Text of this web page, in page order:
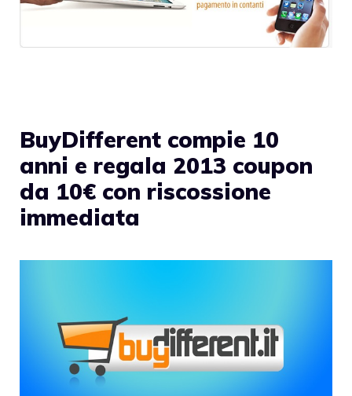
BuyDifferent compie 10
anni e regala 2013 coupon
da 10€ con riscossione
immediata